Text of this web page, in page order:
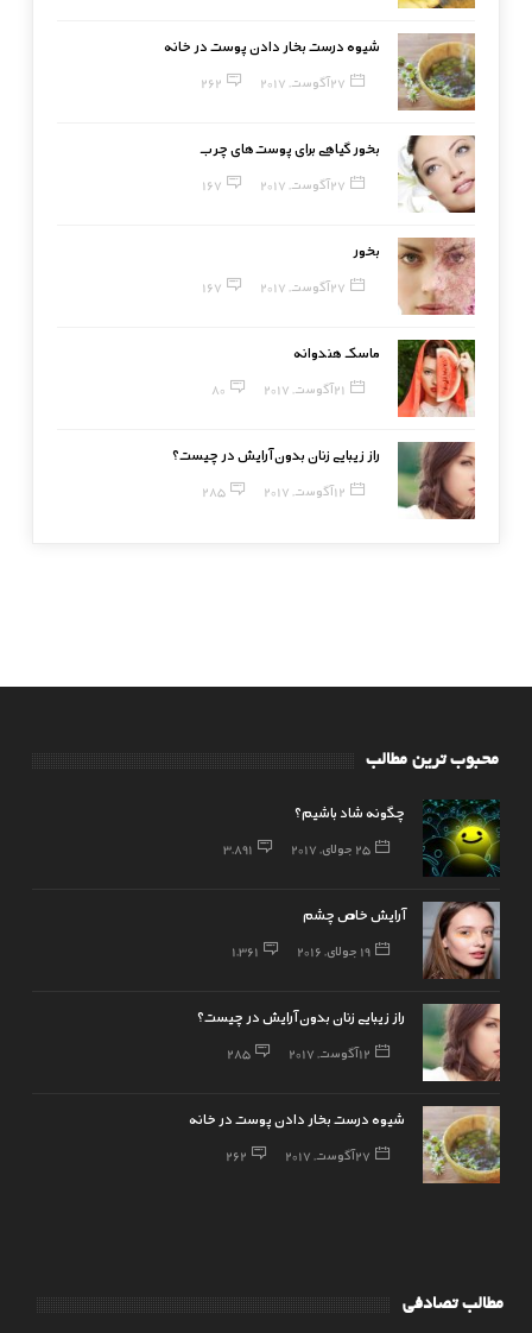
شیوه درست بخار دادن پوست در خانه
27 آگوست, 2017 262
بخور گیاهی برای پوست‌های چرب
27 آگوست, 2017 167
بخور
27 آگوست, 2017 167
ماسک هندوانه
21 آگوست, 2017 80
راز زیبایی زنان بدون آرایش در چیست؟
12 آگوست, 2017 285
محبوب ترین مطالب
چگونه شاد باشیم؟
25 جولای, 2017 3,891
آرایش خاص چشم
19 جولای, 2016 1,361
راز زیبایی زنان بدون آرایش در چیست؟
12 آگوست, 2017 285
شیوه درست بخار دادن پوست در خانه
27 آگوست, 2017 262
مطالب تصادفی